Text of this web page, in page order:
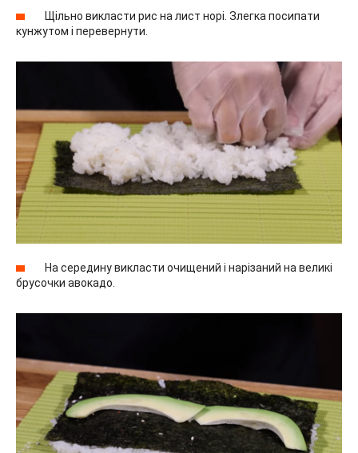
Щільно викласти рис на лист норі. Злегка посипати
кунжутом і перевернути.
На середину викласти очищений і нарізаний на великі
брусочки авокадо.